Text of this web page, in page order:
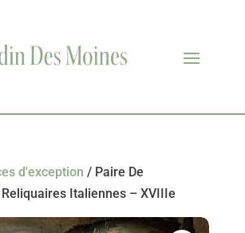
d'exception / Paire De
Italiennes – XVIIIe